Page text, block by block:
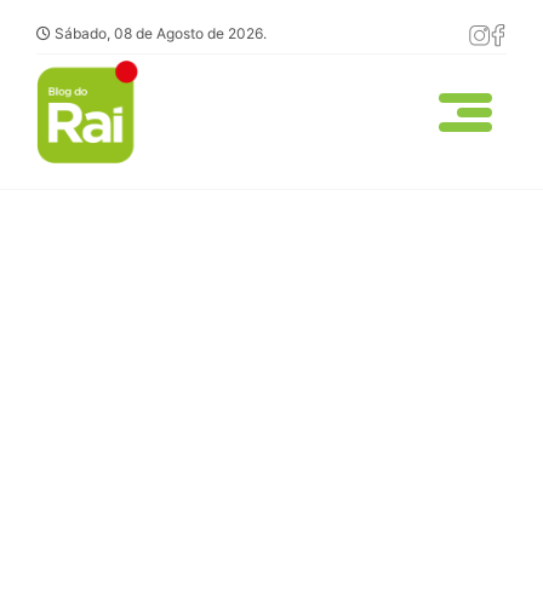
Sábado, 08 de Agosto de 2026.